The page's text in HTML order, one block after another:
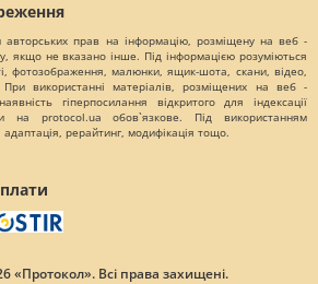
авторських прав на інформацію, розміщену на веб -
якщо не вказано інше. Під інформацією розуміються
фотозображення, малюнки, ящик-шота, скани, відео,
При використанні матеріалів, розміщених на веб -
гіперпосилання відкритого для індексації
на protocol.ua обов`язкове. Під використанням
адаптація, рерайтинг, модифікація тощо.
«Протокол». Всі права захищені.